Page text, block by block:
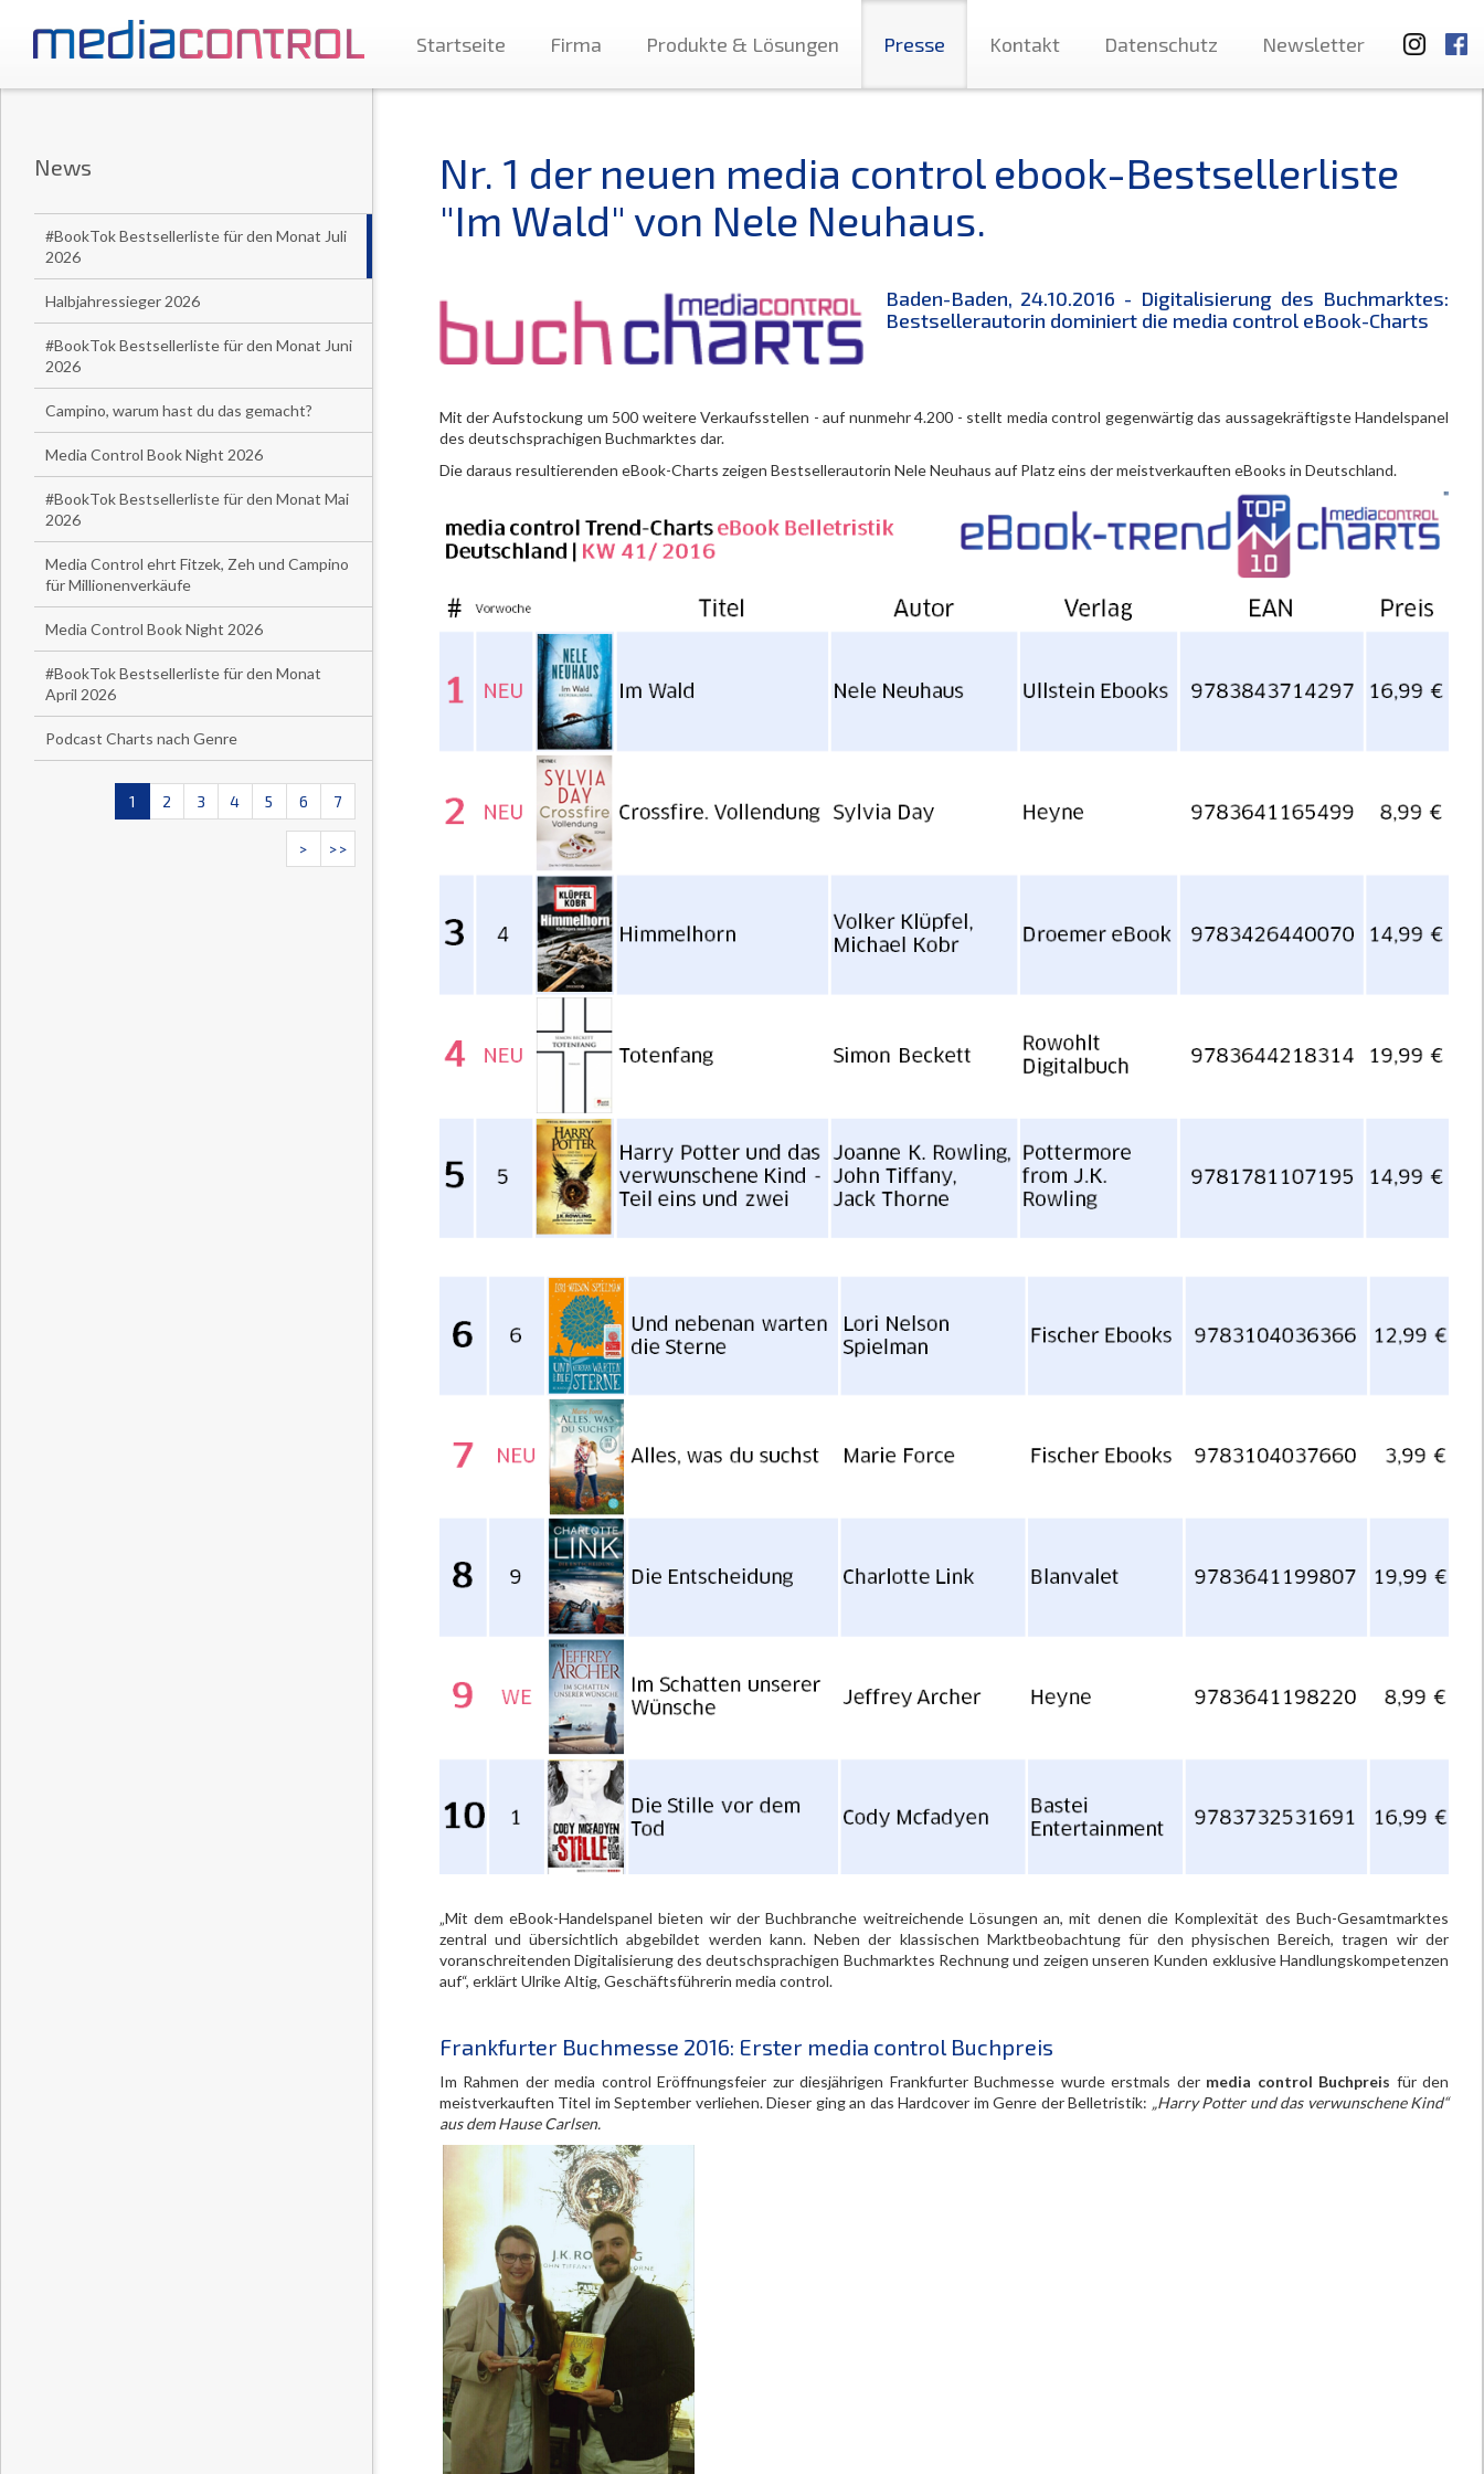
Startseite Firma Produkte & Lösungen Presse Kontakt Datenschutz Newsletter
News
#BookTok Bestsellerliste für den Monat Juli
2026
Halbjahressieger 2026
#BookTok Bestsellerliste für den Monat Juni
2026
Campino, warum hast du das gemacht?
Media Control Book Night 2026
#BookTok Bestsellerliste für den Monat Mai
2026
Media Control ehrt Fitzek, Zeh und Campino
für Millionenverkäufe
Media Control Book Night 2026
#BookTok Bestsellerliste für den Monat
April 2026
Podcast Charts nach Genre
1 2 3 4 5 6 7
> >>
Nr. 1 der neuen media control ebook-Bestsellerliste
"Im Wald" von Nele Neuhaus.
Baden-Baden, 24.10.2016 - Digitalisierung des Buchmarktes:
Bestsellerautorin dominiert die media control eBook-Charts
Mit der Aufstockung um 500 weitere Verkaufsstellen - auf nunmehr 4.200 - stellt media control gegenwärtig das aussagekräftigste Handelspanel
des deutschsprachigen Buchmarktes dar.
Die daraus resultierenden eBook-Charts zeigen Bestsellerautorin Nele Neuhaus auf Platz eins der meistverkauften eBooks in Deutschland.
„Mit dem eBook-Handelspanel bieten wir der Buchbranche weitreichende Lösungen an, mit denen die Komplexität des Buch-Gesamtmarktes
zentral und übersichtlich abgebildet werden kann. Neben der klassischen Marktbeobachtung für den physischen Bereich, tragen wir der
voranschreitenden Digitalisierung des deutschsprachigen Buchmarktes Rechnung und zeigen unseren Kunden exklusive Handlungskompetenzen
auf“, erklärt Ulrike Altig, Geschäftsführerin media control.
Frankfurter Buchmesse 2016: Erster media control Buchpreis
Im Rahmen der media control Eröffnungsfeier zur diesjährigen Frankfurter Buchmesse wurde erstmals der media control Buchpreis für den
meistverkauften Titel im September verliehen. Dieser ging an das Hardcover im Genre der Belletristik: „Harry Potter und das verwunschene Kind“
aus dem Hause Carlsen.